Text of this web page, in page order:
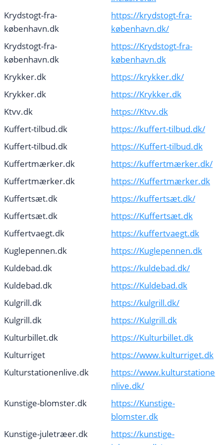
Krydstogt-fra-
københavn.dk
https://krydstogt-fra-
københavn.dk/
Krydstogt-fra-
københavn.dk
https://Krydstogt-fra-
københavn.dk
Krykker.dk
https://krykker.dk/
Krykker.dk
https://Krykker.dk
Ktvv.dk
https://Ktvv.dk
Kuffert-tilbud.dk
https://kuffert-tilbud.dk/
Kuffert-tilbud.dk
https://Kuffert-tilbud.dk
Kuffertmærker.dk
https://kuffertmærker.dk/
Kuffertmærker.dk
https://Kuffertmærker.dk
Kuffertsæt.dk
https://kuffertsæt.dk/
Kuffertsæt.dk
https://Kuffertsæt.dk
Kuffertvaegt.dk
https://kuffertvaegt.dk
Kuglepennen.dk
https://Kuglepennen.dk
Kuldebad.dk
https://kuldebad.dk/
Kuldebad.dk
https://Kuldebad.dk
Kulgrill.dk
https://kulgrill.dk/
Kulgrill.dk
https://Kulgrill.dk
Kulturbillet.dk
https://Kulturbillet.dk
Kulturriget
https://www.kulturriget.dk
Kulturstationenlive.dk
https://www.kulturstatione
nlive.dk/
Kunstige-blomster.dk
https://Kunstige-
blomster.dk
Kunstige-juletræer.dk
https://kunstige-